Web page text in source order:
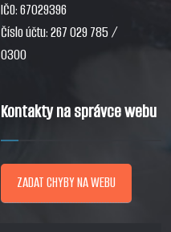
IČO: 67029396
Číslo účtu: 267 029 785 /
0300
Kontakty na správce webu
ZADAT CHYBY NA WEBU